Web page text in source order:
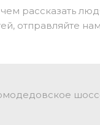
рассказать
отправляйте